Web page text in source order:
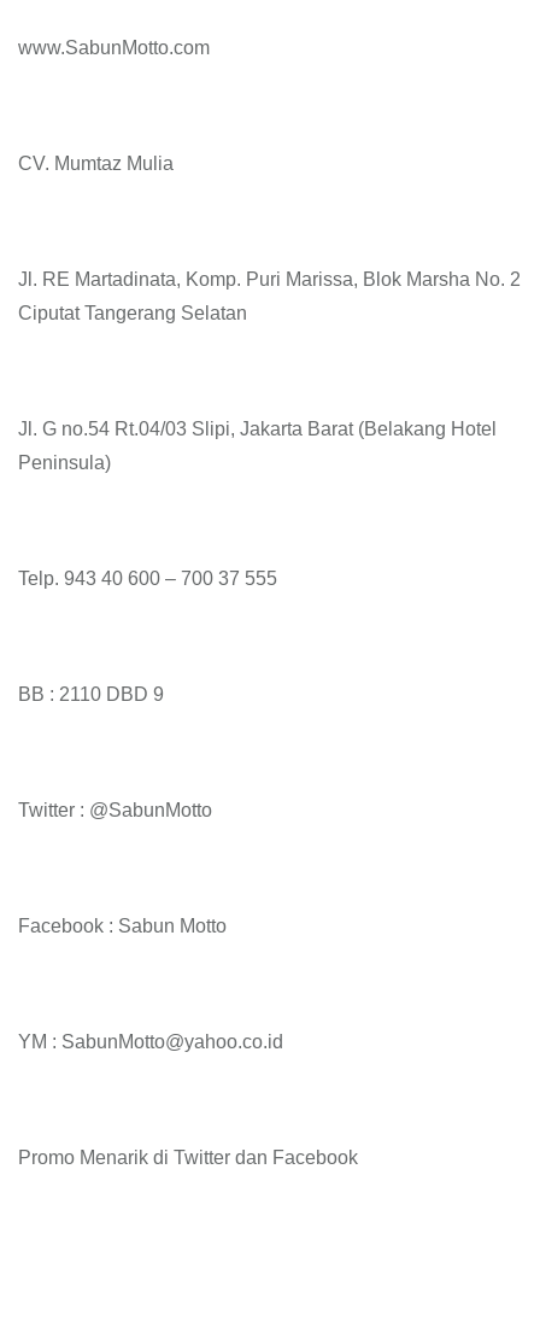
www.SabunMotto.com
CV. Mumtaz Mulia
Jl. RE Martadinata, Komp. Puri Marissa, Blok Marsha No. 2
Ciputat Tangerang Selatan
Jl. G no.54 Rt.04/03 Slipi, Jakarta Barat (Belakang Hotel
Peninsula)
Telp. 943 40 600 – 700 37 555
BB : 2110 DBD 9
Twitter : @SabunMotto
Facebook : Sabun Motto
YM : SabunMotto@yahoo.co.id
Promo Menarik di Twitter dan Facebook